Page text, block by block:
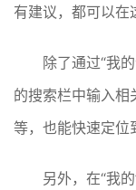
有建议，都可以在
除了通过“我
的搜索栏中输入相
等，也能快速定位
另外，在“我